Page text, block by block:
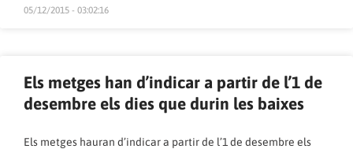
05/12/2015 - 03:02:16
Els metges han d’indicar a partir de l’1 de
desembre els dies que durin les baixes
Els metges hauran d’indicar a partir de l’1 de desembre els